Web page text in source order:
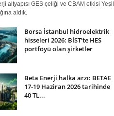
altyapısı GES çeliği ve CBAM etkisi Yeşil
aldık.
Borsa İstanbul hidroelektrik
hisseleri 2026: BİST’te HES
portföyü olan şirketler
Beta Enerji halka arzı: BETAE
17-19 Haziran 2026 tarihinde
40 TL...